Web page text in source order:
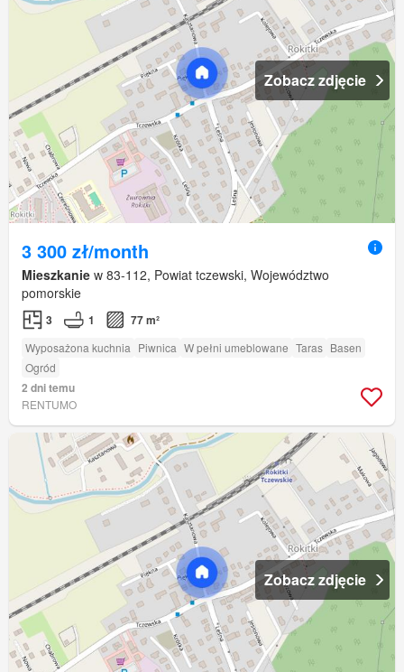
Zobacz zdjęcie
3 300 zł/month
Mieszkanie w 83-112, Powiat tczewski, Województwo
pomorskie
3 1 77 m²
Wyposażona kuchnia Piwnica W pełni umeblowane Taras Basen
Ogród
2 dni temu
RENTUMO
Zobacz zdjęcie